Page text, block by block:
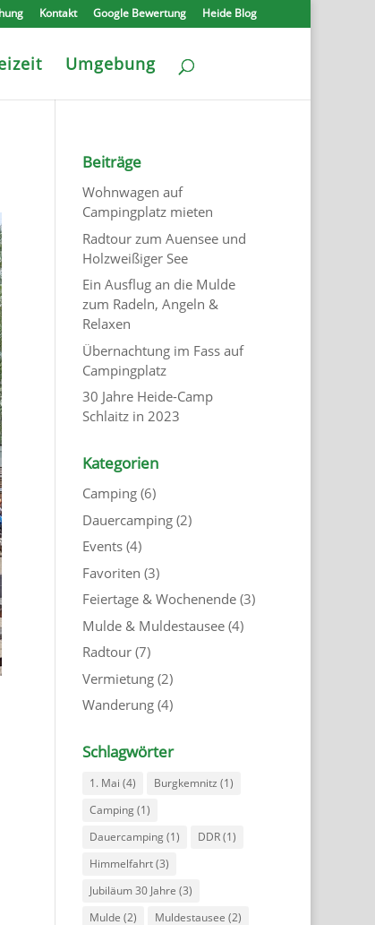
Kontakt Google Bewertung Heide Blog
Umgebung
Beiträge
Wohnwagen auf
Campingplatz mieten
Radtour zum Auensee und
Holzweißiger See
Ein Ausflug an die Mulde
zum Radeln, Angeln &
Relaxen
Übernachtung im Fass auf
Campingplatz
30 Jahre Heide-Camp
Schlaitz in 2023
Kategorien
Camping(6)
Dauercamping(2)
Events(4)
Favoriten (3)
Feiertage & Wochenende(3)
Mulde & Muldestausee(4)
Radtour(7)
Vermietung(2)
Wanderung(4)
Schlagwörter
1. Mai (4) Burgkemnitz (1)
Camping(1)
Dauercamping(1) DDR(1)
Himmelfahrt(3)
Jubiläum 30 Jahre (3)
Mulde (2) Muldestausee (2)